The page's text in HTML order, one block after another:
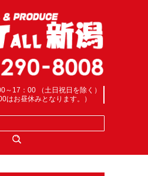
～17：00 （土日祝日を除く）
はお昼休みとなります。）